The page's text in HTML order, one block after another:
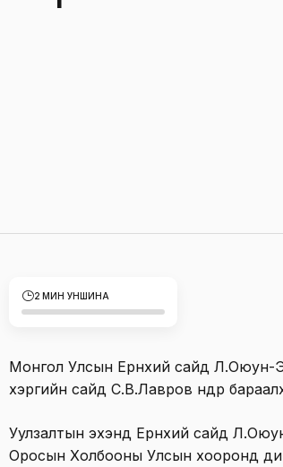
2 МИН УНШИНА
Монгол Улсын Ерөнхий сайд
хэргийн сайд С.В.Лавров өнөөдөр
Уулзалтын эхэнд Ерөнхий сайд
Оросын Холбооны Улсын хооронд